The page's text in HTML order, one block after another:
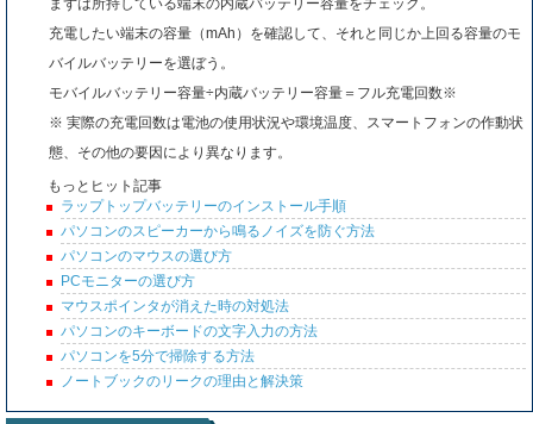
まずは所持している端末の内蔵バッテリー容量をチェック。
充電したい端末の容量（mAh）を確認して、それと同じか上回る容量のモ
バイルバッテリーを選ぼう。
モバイルバッテリー容量÷内蔵バッテリー容量＝フル充電回数※
※ 実際の充電回数は電池の使用状況や環境温度、スマートフォンの作動状
態、その他の要因により異なります。
もっとヒット記事
ラップトップバッテリーのインストール手順
パソコンのスピーカーから鳴るノイズを防ぐ方法
パソコンのマウスの選び方
PCモニターの選び方
マウスポインタが消えた時の対処法
パソコンのキーボードの文字入力の方法
パソコンを5分で掃除する方法
ノートブックのリークの理由と解決策